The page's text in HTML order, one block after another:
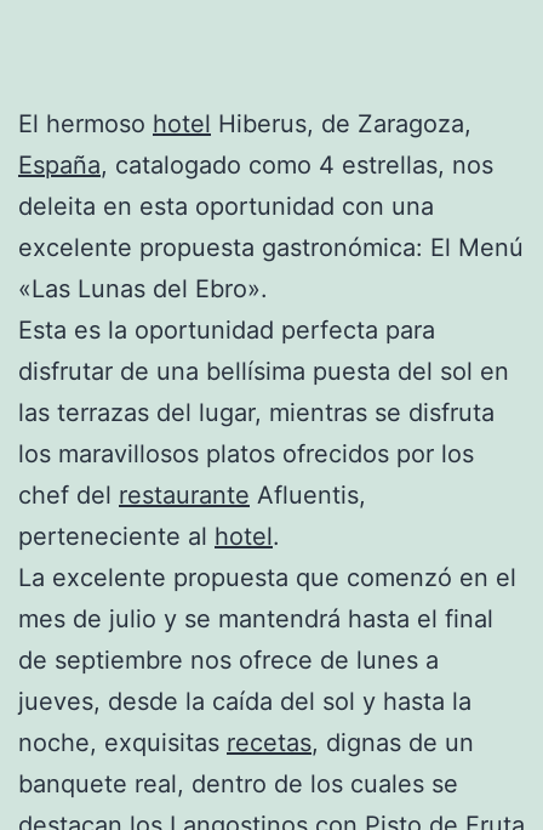
El hermoso hotel Hiberus, de Zaragoza,
España, catalogado como 4 estrellas, nos
deleita en esta oportunidad con una
excelente propuesta gastronómica: El Menú
«Las Lunas del Ebro».
Esta es la oportunidad perfecta para
disfrutar de una bellísima puesta del sol en
las terrazas del lugar, mientras se disfruta
los maravillosos platos ofrecidos por los
chef del restaurante Afluentis,
perteneciente al hotel.
La excelente propuesta que comenzó en el
mes de julio y se mantendrá hasta el final
de septiembre nos ofrece de lunes a
jueves, desde la caída del sol y hasta la
noche, exquisitas recetas, dignas de un
banquete real, dentro de los cuales se